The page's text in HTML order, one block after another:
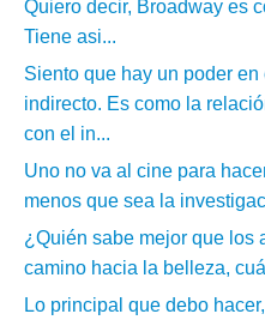
Quiero decir, Broadway es
Tiene asi...
Siento que hay un poder
indirecto. Es como la
con el in...
Uno no va al cine para
menos que sea la
¿Quién sabe mejor que los
camino hacia la belleza,
Lo principal que debo